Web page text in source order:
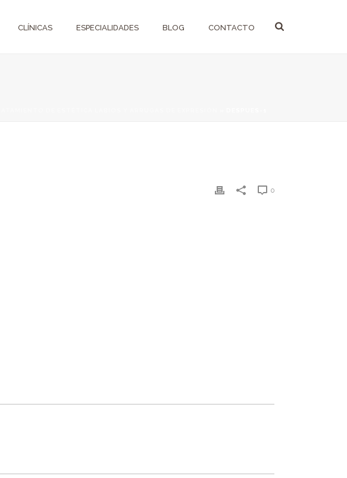
CLÍNICAS ESPECIALIDADES BLOG CONTACTO
0